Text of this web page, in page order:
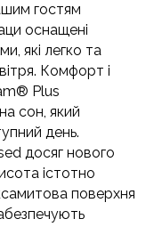
гостям
оснащені
які легко та
Комфорт і
Plus
сон, який
день.
досяг нового
істотно
поверхня